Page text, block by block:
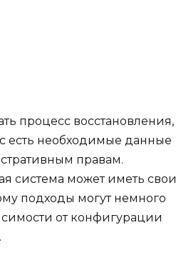
процесс восстановления,
есть необходимые данные
правам.
система может иметь свои
подходы могут немного
от конфигурации